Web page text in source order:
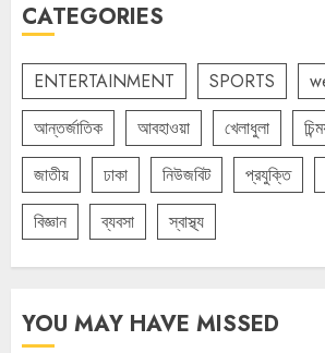
CATEGORIES
ENTERTAINMENT SPORTS
আন্তর্জাতিক
আবহাওয়া খেলাধুলা
জাতীয়
ঢাকা নিউজবিট প্রযুক্তি
বিজ্ঞান
ব্যবসা স্বাস্থ্য
YOU MAY HAVE MISSED